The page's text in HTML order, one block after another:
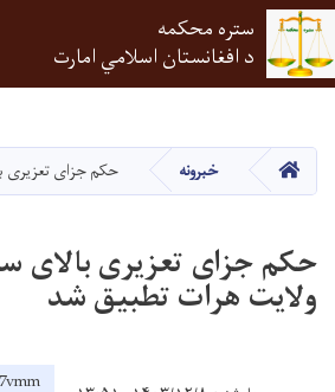
دانګل
ستره محکمه
د افغانستان اسلامي امارت
HOME خبرونه حکم جزای تعزیری
حکم جزای تعزیری بالای
ولايت هرات تطبيق شد